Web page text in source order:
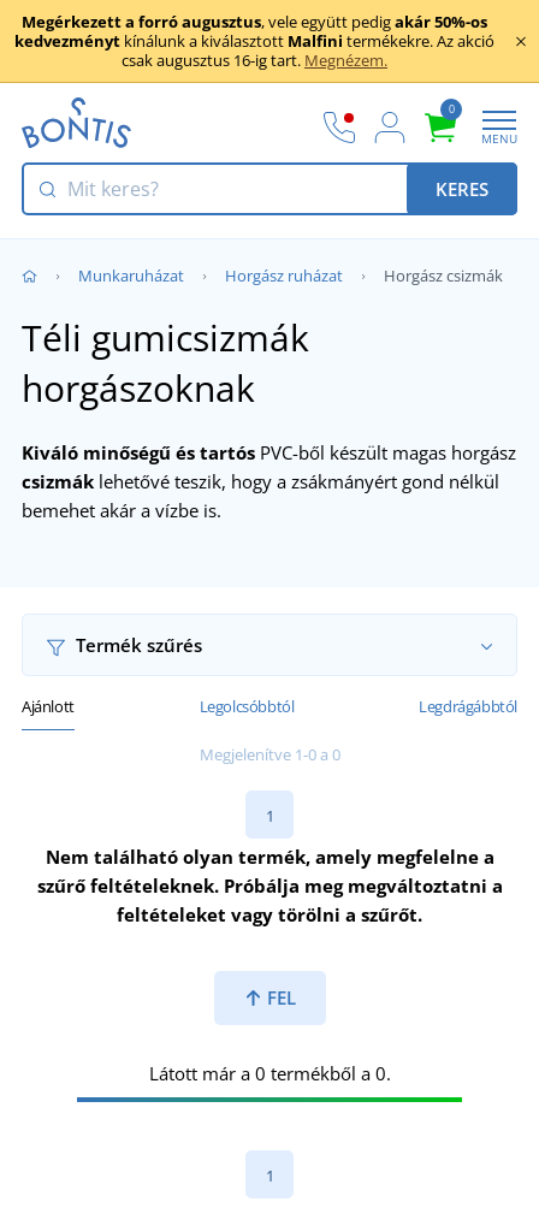
Megérkezett a forró augusztus, vele együtt pedigakár 50%-os
kedvezményt kínálunk a kiválasztott Malfini termékekre. Az akció
csak augusztus 16-ig tart. Megnézem.
0
MENU
KERES
Munkaruházat Horgász ruházat Horgász csizmák
Téli gumicsizmák
horgászoknak
Kiváló minőségű és tartós PVC-ből készült magas horgász
csizmák lehetővé teszik, hogy a zsákmányért gond nélkül
bemehet akár a vízbe is.
Termék szűrés
Ajánlott Legolcsóbbtól Legdrágábbtól
Megjelenítve 1-0 a 0
1
Nem található olyan termék, amely megfelelne a
szűrő feltételeknek. Próbálja meg megváltoztatni a
feltételeket vagy törölni a szűrőt.
FEL
Látott már a 0 termékből a 0.
1